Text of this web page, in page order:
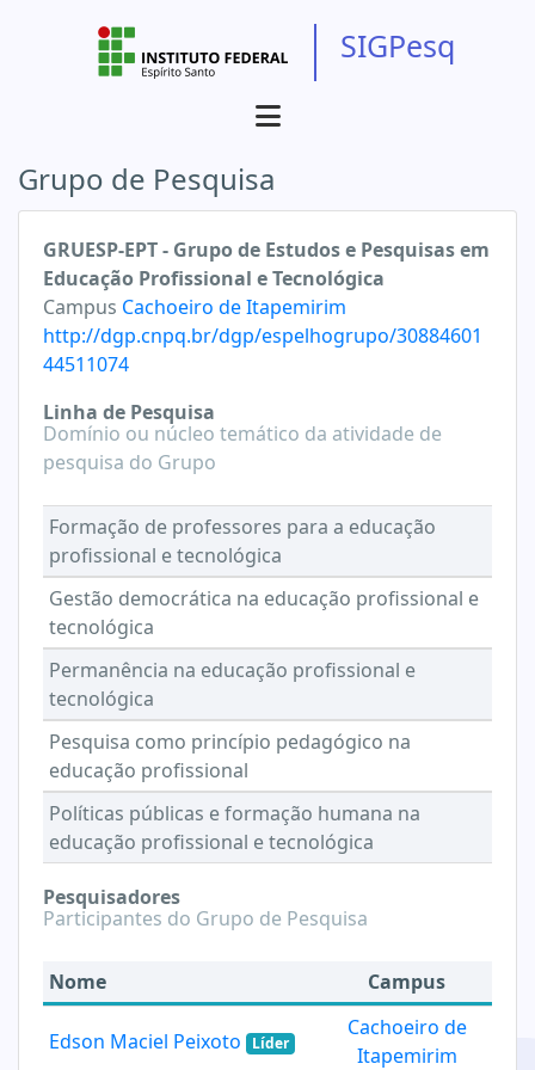
SIGPesq
Grupo de Pesquisa
GRUESP-EPT - Grupo de Estudos e Pesquisas em
Educação Profissional e Tecnológica
Campus Cachoeiro de Itapemirim
http://dgp.cnpq.br/dgp/espelhogrupo/30884601
44511074
Linha de Pesquisa
Domínio ou núcleo temático da atividade de
pesquisa do Grupo
Formação de professores para a educação
profissional e tecnológica
Gestão democrática na educação profissional e
tecnológica
Permanência na educação profissional e
tecnológica
Pesquisa como princípio pedagógico na
educação profissional
Políticas públicas e formação humana na
educação profissional e tecnológica
Pesquisadores
Participantes do Grupo de Pesquisa
Nome Campus
Edson Maciel Peixoto Líder
Cachoeiro de
Itapemirim